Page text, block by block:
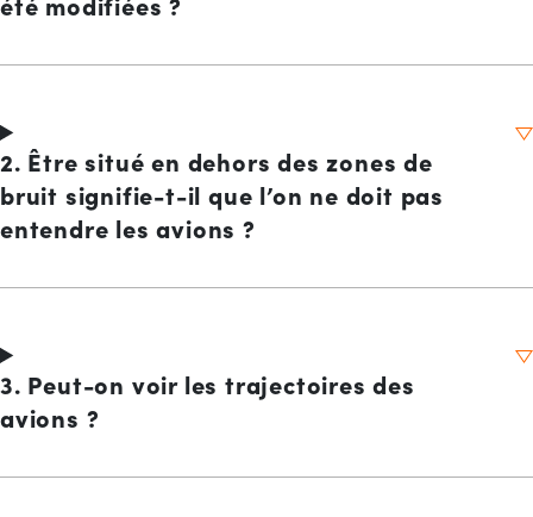
2. Être situé en dehors des zones de
bruit signifie-t-il que l’on ne doit pas
entendre les avions ?
3. Peut-on voir les trajectoires des
avions ?